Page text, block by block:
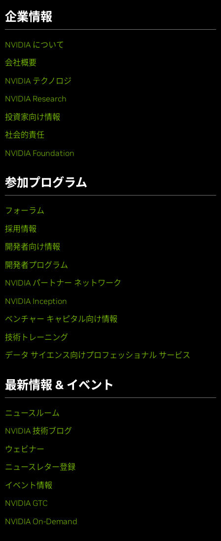
企業情報
NVIDIA について
会社概要
NVIDIA テクノロジ
NVIDIA Research
投資家向け情報
社会的責任
NVIDIA Foundation
参加プログラム
フォーラム
採用情報
開発者向け情報
開発者プログラム
NVIDIA パートナー ネットワーク
NVIDIA Inception
ベンチャー キャピタル向け情報
技術トレーニング
データ サイエンス向けプロフェッショナル サービス
最新情報 & イベント
ニュースルーム
NVIDIA 技術ブログ
ウェビナー
ニュースレター登録
イベント情報
NVIDIA GTC
NVIDIA On-Demand